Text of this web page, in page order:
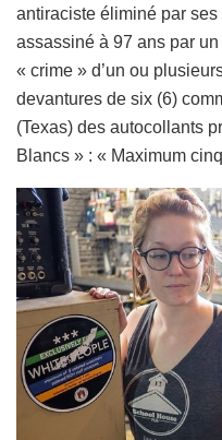
antiraciste éliminé par ses
assassiné à 97 ans par
« crime » d’un ou
devantures de six (6)
(Texas) des autocollants
Blancs » : « Maximum